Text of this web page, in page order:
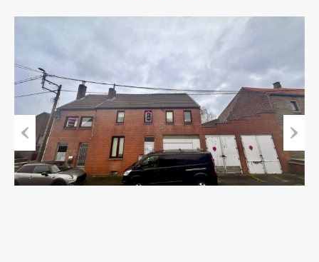
Previous Next